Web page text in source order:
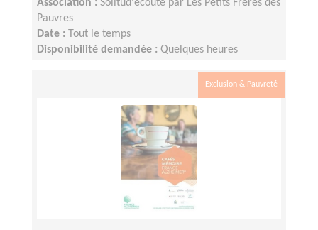
Association : Solitud'écoute par Les Petits Frères des
Pauvres
Date :
Tout le temps
Disponibilité demandée : Quelques heures
Exclusion & Pauvreté